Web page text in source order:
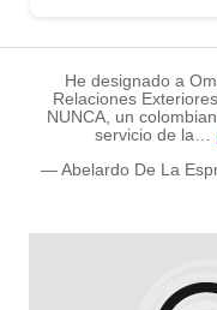
He designado a
Relaciones
NUNCA, un
servicio de la…
— Abelardo De La